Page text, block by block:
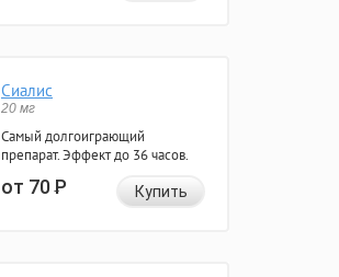
Сиалис
20 мг
Самый долгоиграющий
препарат. Эффект до 36 часов.
от 70Р Купить